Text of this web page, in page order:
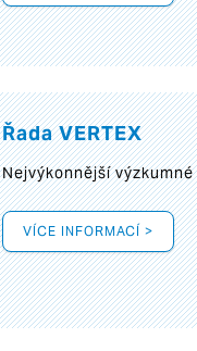
Řada VERTEX
Nejvýkonnější
VÍCE INFORMACÍ >